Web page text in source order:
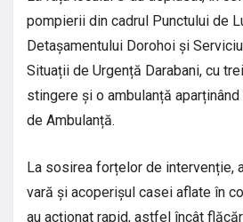
pompierii din cadrul Punctului de
Detașamentului Dorohoi și
Situații de Urgență Darabani, cu
stingere și o ambulanță
de Ambulanță.
La sosirea forțelor de intervenție,
vară și acoperișul casei aflate în
au acționat rapid, astfel încât